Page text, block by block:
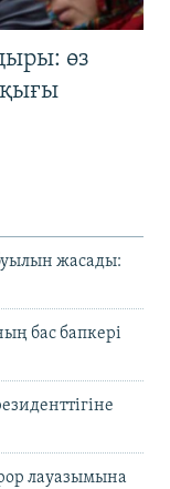
өз
жасады:
бас бапкері
лауазымына